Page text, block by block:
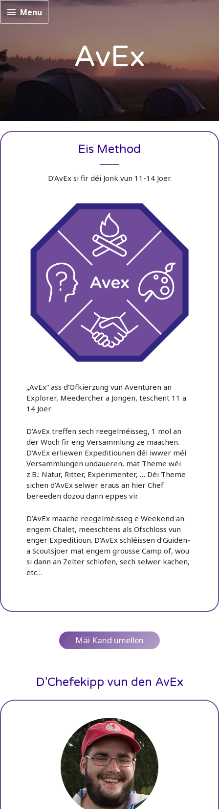
Menu
Menu
AvEx
Eis Method
D’AvEx si fir déi Jonk vun 11-14 Joer.
„AvEx“ ass d’Ofkierzung vun Aventuren an
Explorer, Meedercher a Jongen, tëschent 11 a
14 Joer.
D’AvEx treffen sech reegelméisseg, 1 mol an
der Woch fir eng Versammlung ze maachen.
D’AvEx erliewen Expeditiounen déi iwwer méi
Versammlungen undaueren, mat Theme wéi
z.B.: Natur, Ritter, Experimenter, … Déi Theme
sichen d’AvEx selwer eraus an hier Chef
bereeden dozou dann eppes vir.
D’AvEx maache reegelméisseg e Weekend an
engem Chalet, meeschtens als Ofschloss vun
enger Expeditioun. D’AvEx schléissen d’Guiden-
a Scoutsjoer mat engem grousse Camp of, wou
si dann an Zelter schlofen, sech selwer kachen,
etc…
Mäi Kand umellen
D’Chefekipp vun den AvEx